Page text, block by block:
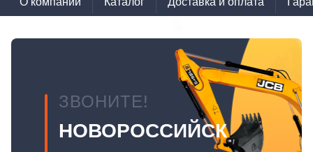
ЗВОНИТЕ!
НОВОРОССИЙСК